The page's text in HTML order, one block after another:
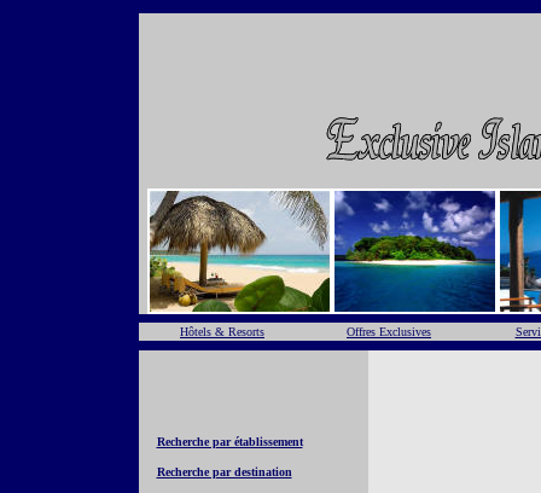
Hôtels & Resorts Offres Exclusives
Recherche par établissement
Recherche par destination